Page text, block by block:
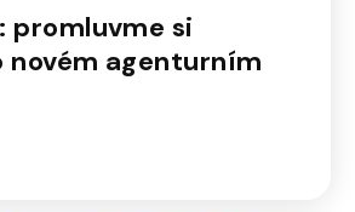
promluvme si
novém agenturním